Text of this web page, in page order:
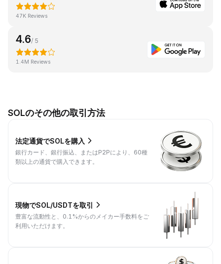
47K Reviews
4.6/ 5
1.4M Reviews
SOLのその他の取引方法
法定通貨でSOLを購入
銀行カード、銀行振込、またはP2Pにより、60種
類以上の通貨で購入できます。
現物でSOL/USDTを取引
豊富な流動性と、0.1%からのメイカー手数料をご
利用いただけます。